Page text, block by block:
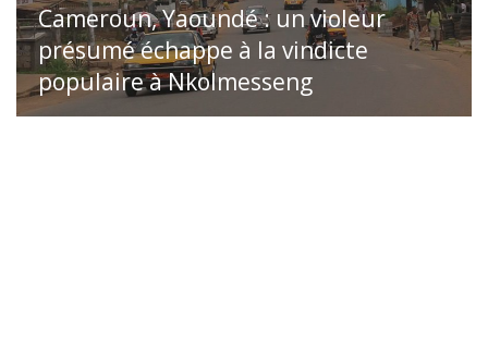
Cameroun, Yaoundé : un violeur
présumé échappe à la vindicte
populaire à Nkolmesseng